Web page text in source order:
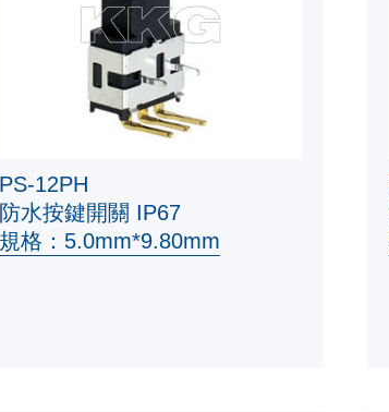
PS-12PH
防水按鍵開關 IP67
規格：5.0mm*9.80mm